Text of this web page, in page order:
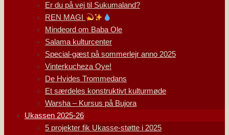
Er du på vej til Sukumaland?
REN MAGI
Mindeord om Baba Ole
Salama kulturcenter
Special-gæst på sommerlejr anno 2025
Vinterkucheza Oye!
De Hvides Trommedans
Et særdeles konstruktivt kulturmøde
Warsha – Kursus på Bujora
Ukassen 2025-26
5 projekter fik Ukasse-støtte i 2025